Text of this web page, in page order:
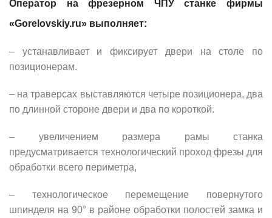
Оператор на фрезерном ЧПУ станке фирмы
«Gorelovskiy.ru» выполняет:
– устанавливает и фиксирует двери на столе по
позиционерам.
– на траверсах выставляются четыре позиционера, два
по длинной стороне двери и два по короткой.
– увеличением размера рамы станка
предусматривается технологический проход фрезы для
обработки всего периметра,
– технологическое перемещение повернутого
шпинделя на 90° в районе обработки полостей замка и